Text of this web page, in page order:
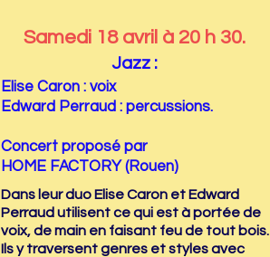
Samedi 18 avril à 20 h 30.
Jazz :
Elise Caron : voix
Edward Perraud : percussions.
Concert proposé par
HOME FACTORY (Rouen)
Dans leur duo Elise Caron et Edward
Perraud utilisent ce qui est à portée de
voix, de main en faisant feu de tout bois.
Ils y traversent genres et styles avec